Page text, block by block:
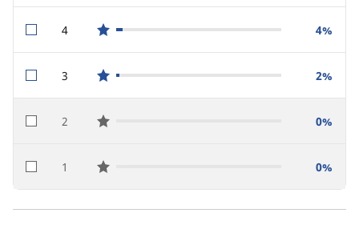
4star reviews 4%
3star reviews 2%
2star reviews 0%
1star reviews 0%